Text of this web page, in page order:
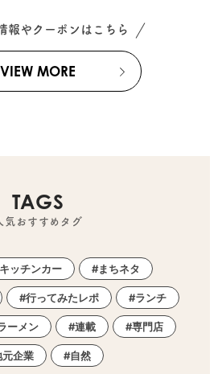
報やクーポンはこちら
VIEW MORE
TAGS
気おすすめタグ
キッチンカー まちネタ
行ってみたレポ ランチ
ーメン 連載 専門店
企業 自然